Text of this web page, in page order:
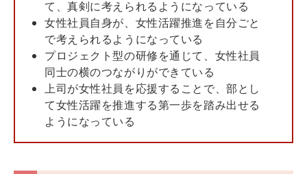
て、真剣に考えられるようになっている
女性社員自身が、女性活躍推進を自分ごと
で考えられるようになっている
プロジェクト型の研修を通じて、女性社員
同士の横のつながりができている
上司が女性社員を応援することで、部とし
て女性活躍を推進する第一歩を踏み出せる
ようになっている